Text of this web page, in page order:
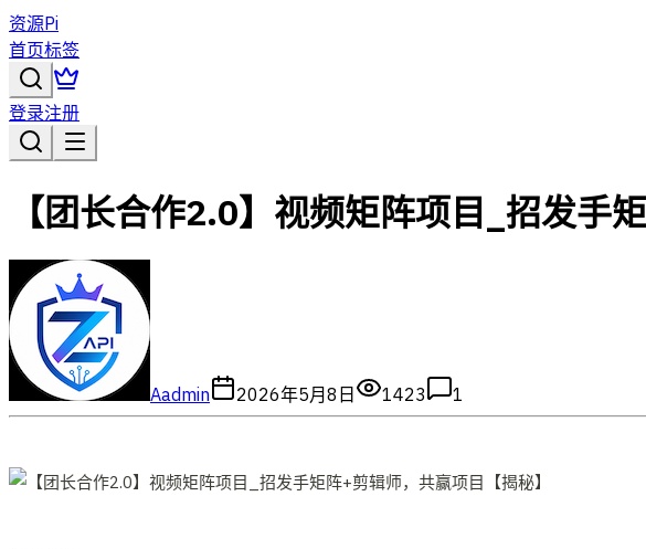
资源Pi
首页标签
登录注册
【团长合作2.0】视频矩阵项目_招发手
Aadmin 2026年5月8日 1423 1